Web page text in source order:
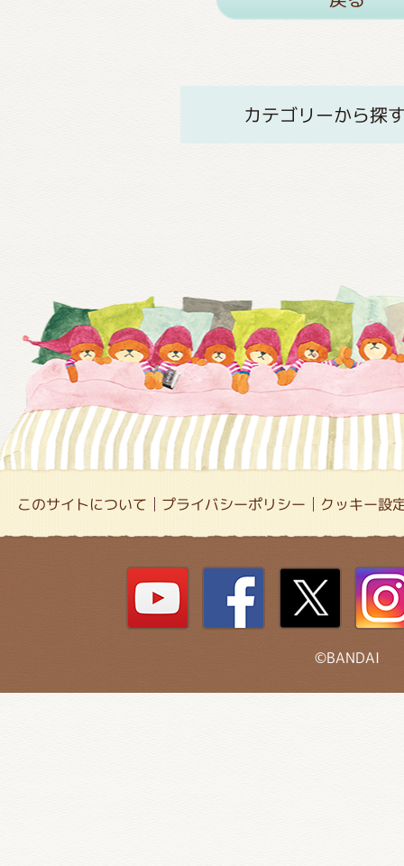
カテゴリーから探
このサイトについて プライバシーポリシー クッキー設
©BANDAI